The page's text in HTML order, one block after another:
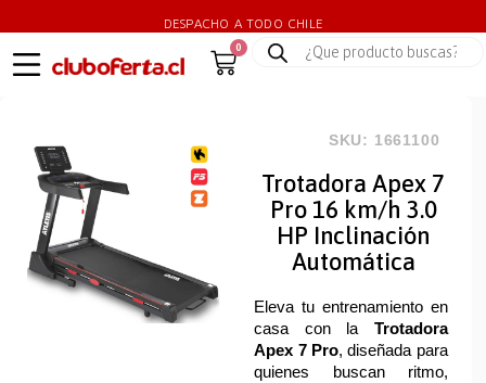
DESPACHO A TODO CHILE
0
SKU: 1661100
Trotadora Apex 7
Pro 16 km/h 3.0
HP Inclinación
Automática
Eleva tu entrenamiento en
casa con la Trotadora
Apex 7 Pro, diseñada para
quienes buscan ritmo,